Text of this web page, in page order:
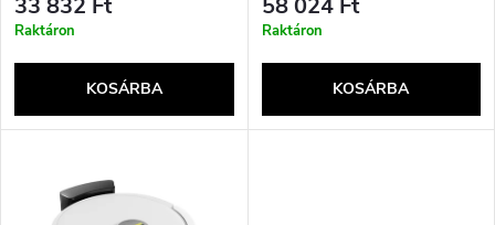
r
n
k
l
Raktáron
KOSÁRBA
Raktáron
KOSÁRBA